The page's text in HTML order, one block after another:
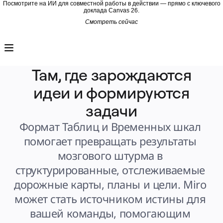
Посмотрите на ИИ для совместной работы в действии — прямо с ключевого
доклада Canvas 26.
Смотреть сейчас
Engage
Платформа
AI Workflows
Коннекторы
Сервер MCP
Изучите руководства по ИИ
Сервер MCP
Планы проектов
Безопасность
Enterprise Guard
Платформа разработки
Форматы
Доска
Диаграммы
Временные шкалы
Таблицы
Там, где зарождаются
идеи и формируются
задачи
Формат Таблиц и Временных шкал
помогает превращать результаты
мозгового штурма в
структурированные, отслеживаемые
дорожные карты, планы и цели. Miro
может стать источником истины для
вашей команды, помогающим